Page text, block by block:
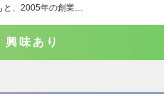
と、2005年の創業…
興味あり